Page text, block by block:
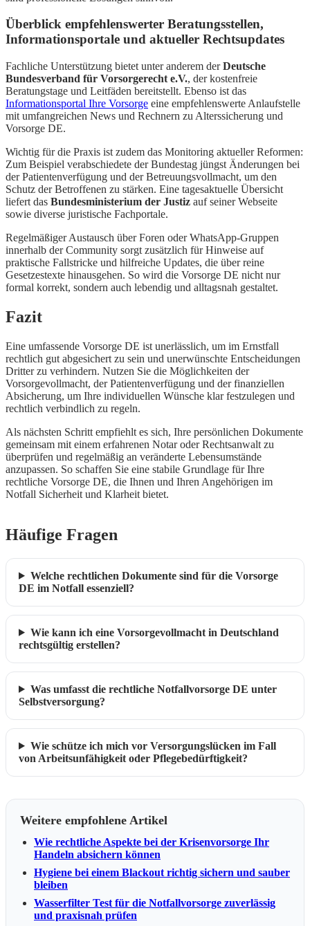
Überblick empfehlenswerter Beratungsstellen,
Informationsportale und aktueller Rechtsupdates
Fachliche Unterstützung bietet unter anderem derDeutsche
Bundesverband für Vorsorgerecht e.V., der kostenfreie
Beratungstage und Leitfäden bereitstellt. Ebenso ist das
Informationsportal Ihre Vorsorge eine empfehlenswerte Anlaufstelle
mit umfangreichen News und Rechnern zu Alterssicherung und
Vorsorge DE.
Wichtig für die Praxis ist zudem das Monitoring aktueller Reformen:
Zum Beispiel verabschiedete der Bundestag jüngst Änderungen bei
der Patientenverfügung und der Betreuungsvollmacht, um den
Schutz der Betroffenen zu stärken. Eine tagesaktuelle Übersicht
liefert das Bundesministerium der Justiz auf seiner Webseite
sowie diverse juristische Fachportale.
Regelmäßiger Austausch über Foren oder WhatsApp-Gruppen
innerhalb der Community sorgt zusätzlich für Hinweise auf
praktische Fallstricke und hilfreiche Updates, die über reine
Gesetzestexte hinausgehen. So wird die Vorsorge DE nicht nur
formal korrekt, sondern auch lebendig und alltagsnah gestaltet.
Fazit
Eine umfassende Vorsorge DE ist unerlässlich, um im Ernstfall
rechtlich gut abgesichert zu sein und unerwünschte Entscheidungen
Dritter zu verhindern. Nutzen Sie die Möglichkeiten der
Vorsorgevollmacht, der Patientenverfügung und der finanziellen
Absicherung, um Ihre individuellen Wünsche klar festzulegen und
rechtlich verbindlich zu regeln.
Als nächsten Schritt empfiehlt es sich, Ihre persönlichen Dokumente
gemeinsam mit einem erfahrenen Notar oder Rechtsanwalt zu
überprüfen und regelmäßig an veränderte Lebensumstände
anzupassen. So schaffen Sie eine stabile Grundlage für Ihre
rechtliche Vorsorge DE, die Ihnen und Ihren Angehörigen im
Notfall Sicherheit und Klarheit bietet.
Häufige Fragen
Welche rechtlichen Dokumente sind für die Vorsorge
DE im Notfall essenziell?
Wie kann ich eine Vorsorgevollmacht in Deutschland
rechtsgültig erstellen?
Was umfasst die rechtliche Notfallvorsorge DE unter
Selbstversorgung?
Wie schütze ich mich vor Versorgungslücken im Fall
von Arbeitsunfähigkeit oder Pflegebedürftigkeit?
Weitere empfohlene Artikel
Wie rechtliche Aspekte bei der Krisenvorsorge Ihr
Handeln absichern können
Hygiene bei einem Blackout richtig sichern und sauber
bleiben
Wasserfilter Test für die Notfallvorsorge zuverlässig
und praxisnah prüfen